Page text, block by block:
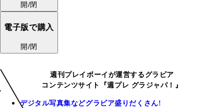
開/閉
電子版で購入
開/閉
週刊プレイボーイが運営するグラビア
コンテンツサイト『週プレ グラジャパ！』
デジタル写真集などグラビア盛りだくさん!